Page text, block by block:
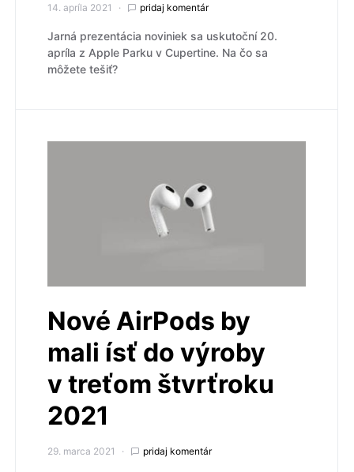
14. apríla 2021 pridaj komentár
Jarná prezentácia noviniek sa uskutoční 20.
apríla z Apple Parku v Cupertine. Na čo sa
môžete tešiť?
Nové AirPods by
mali ísť do výroby
v treťom štvrťroku
2021
29. marca 2021 pridaj komentár